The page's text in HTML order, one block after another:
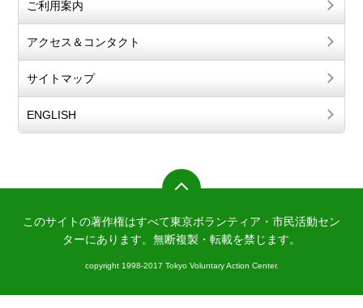
ご利用案内
アクセス＆コンタクト
サイトマップ
ENGLISH
このサイトの著作権はすべて東京ボランティア・市民活動セン
ターにあります。 無断複製・転載を禁じます。
copyright 1998-2017 Tokyo Voluntary Action Center.